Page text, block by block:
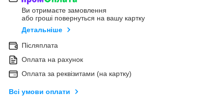
Ви отримаєте замовлення
або гроші повернуться на вашу картку
Детальніше
Післяплата
Оплата на рахунок
Оплата за реквізитами (на картку)
Всі умови оплати